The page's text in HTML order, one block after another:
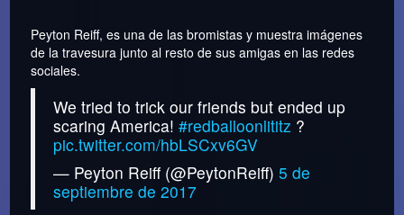
Peyton Reiff, es una de las bromistas y muestra imágenes
de la travesura junto al resto de sus amigas en las redes
sociales.
We tried to trick our friends but ended up
scaring America!#redballoonlititz ?
pic.twitter.com/hbLSCxv6GV
— Peyton Reiff (@PeytonReiff)5 de
septiembre de 2017